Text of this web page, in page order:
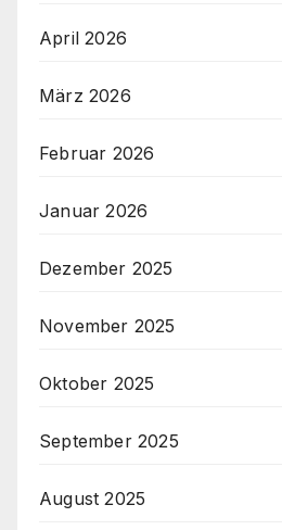
April 2026
März 2026
Februar 2026
Januar 2026
Dezember 2025
November 2025
Oktober 2025
September 2025
August 2025